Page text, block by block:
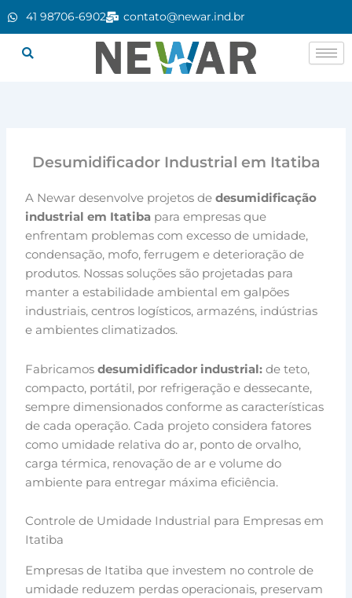
41 98706-6902 contato@newar.ind.br
Desumidificador Industrial em Itatiba
A Newar desenvolve projetos dedesumidificação
industrial em Itatiba para empresas que
enfrentam problemas com excesso de umidade,
condensação, mofo, ferrugem e deterioração de
produtos. Nossas soluções são projetadas para
manter a estabilidade ambiental em galpões
industriais, centros logísticos, armazéns, indústrias
e ambientes climatizados.
Fabricamosdesumidificador industrial:de teto,
compacto, portátil, por refrigeração e dessecante,
sempre dimensionados conforme as características
de cada operação. Cada projeto considera fatores
como umidade relativa do ar, ponto de orvalho,
carga térmica, renovação de ar e volume do
ambiente para entregar máxima eficiência.
Controle de Umidade Industrial para Empresas em
Itatiba
Empresas de Itatiba que investem no controle de
umidade reduzem perdas operacionais, preservam